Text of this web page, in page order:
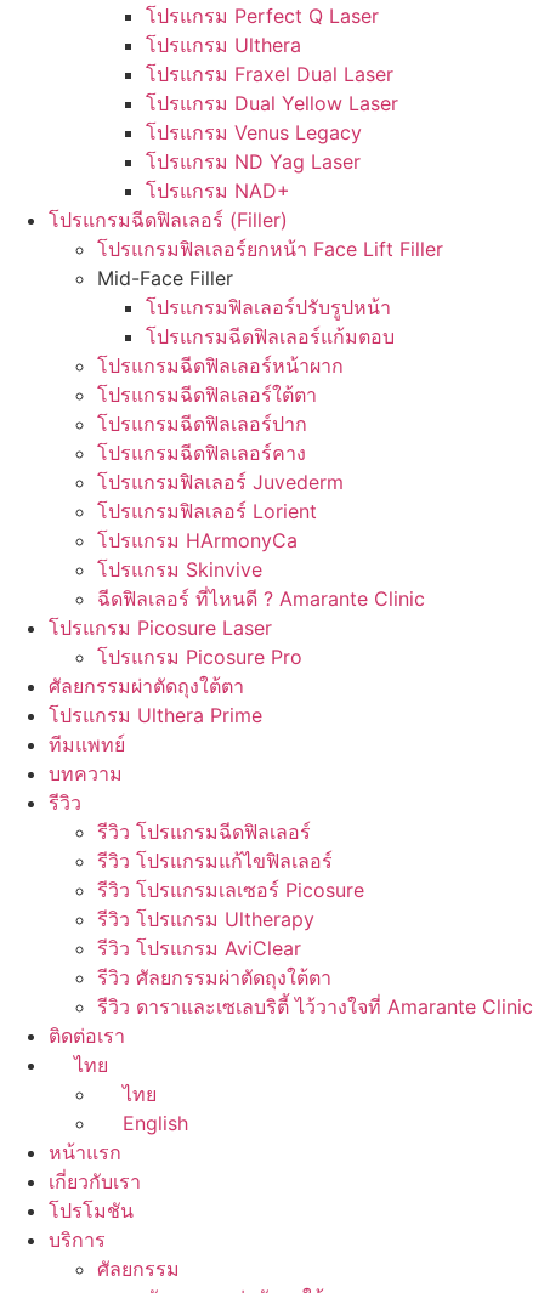
โปรแกรม Perfect Q Laser
โปรแกรม Ulthera
โปรแกรม Fraxel Dual Laser
โปรแกรม Dual Yellow Laser
โปรแกรม Venus Legacy
โปรแกรม ND Yag Laser
โปรแกรม NAD+
โปรแกรมฉีดฟิลเลอร์ (Filler)
โปรแกรมฟิลเลอร์ยกหน้า Face Lift Filler
Mid-Face Filler
โปรแกรมฟิลเลอร์ปรับรูปหน้า
โปรแกรมฉีดฟิลเลอร์แก้มตอบ
โปรแกรมฉีดฟิลเลอร์หน้าผาก
โปรแกรมฉีดฟิลเลอร์ใต้ตา
โปรแกรมฉีดฟิลเลอร์ปาก
โปรแกรมฉีดฟิลเลอร์คาง
โปรแกรมฟิลเลอร์ Juvederm
โปรแกรมฟิลเลอร์ Lorient
โปรแกรม HArmonyCa
โปรแกรม Skinvive
ฉีดฟิลเลอร์ ที่ไหนดี ? Amarante Clinic
โปรแกรม Picosure Laser
โปรแกรม Picosure Pro
ศัลยกรรมผ่าตัดถุงใต้ตา
โปรแกรม Ulthera Prime
ทีมแพทย์
บทความ
รีวิว
รีวิว โปรแกรมฉีดฟิลเลอร์
รีวิว โปรแกรมแก้ไขฟิลเลอร์
รีวิว โปรแกรมเลเซอร์ Picosure
รีวิว โปรแกรม Ultherapy
รีวิว โปรแกรม AviClear
รีวิว ศัลยกรรมผ่าตัดถุงใต้ตา
รีวิว ดาราและเซเลบริตี้ ไว้วางใจที่ Amarante Clinic
ติดต่อเรา
ไทย
ไทย
English
หน้าแรก
เกี่ยวกับเรา
โปรโมชัน
บริการ
ศัลยกรรม